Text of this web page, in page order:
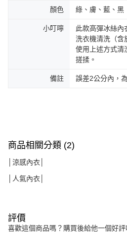
顏色 綠、膚、藍、黑
小叮嚀
此款高彈冰絲內
洗衣機清洗（含
使用上述方式清
搓揉。
備註 誤差2公分內，
商品相關分類 (2)
│涼感內衣│
│人氣內衣│
評價
喜歡這個商品嗎？購買後給他一個好評